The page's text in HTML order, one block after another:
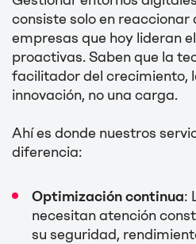
consiste solo en reaccionar
empresas que hoy lideran
proactivas. Saben que la
facilitador del crecimiento,
innovación, no una carga.
Ahí es donde nuestros
diferencia:
Optimización continua:
necesitan atención
su seguridad,